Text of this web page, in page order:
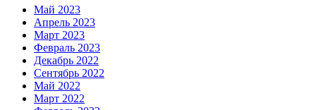
Май 2023
Апрель 2023
Март 2023
Февраль 2023
Декабрь 2022
Сентябрь 2022
Май 2022
Март 2022